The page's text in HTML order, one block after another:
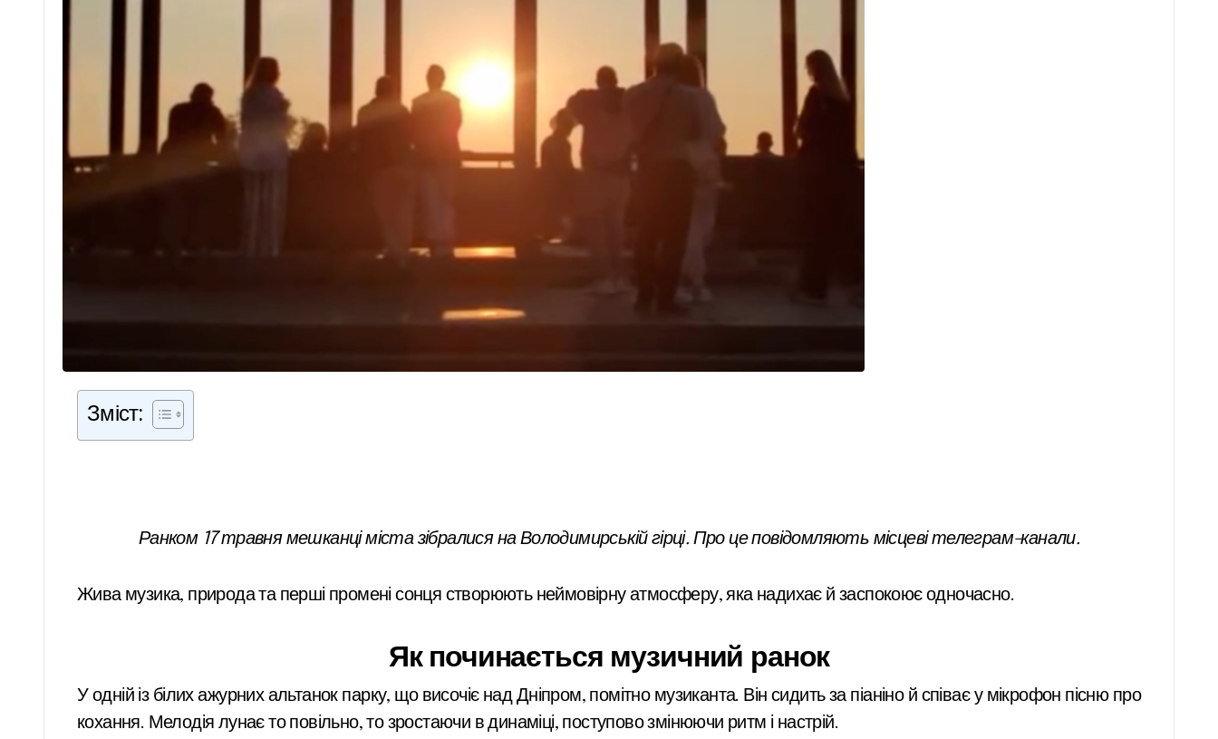
Зміст:
Ранком 17 травня мешканці міста зібралися на Володимирській гірці. Про це повідомляють місцеві телеграм-канали.
Жива музика, природа та перші промені сонця створюють неймовірну атмосферу, яка надихає й заспокоює одночасно.
Як починається музичний ранок
У одній із білих ажурних альтанок парку, що височіє над Дніпром, помітно музиканта. Він сидить за піаніно й співає у мікрофон пісню про
кохання. Мелодія лунає то повільно, то зростаючи в динаміці, поступово змінюючи ритм і настрій.